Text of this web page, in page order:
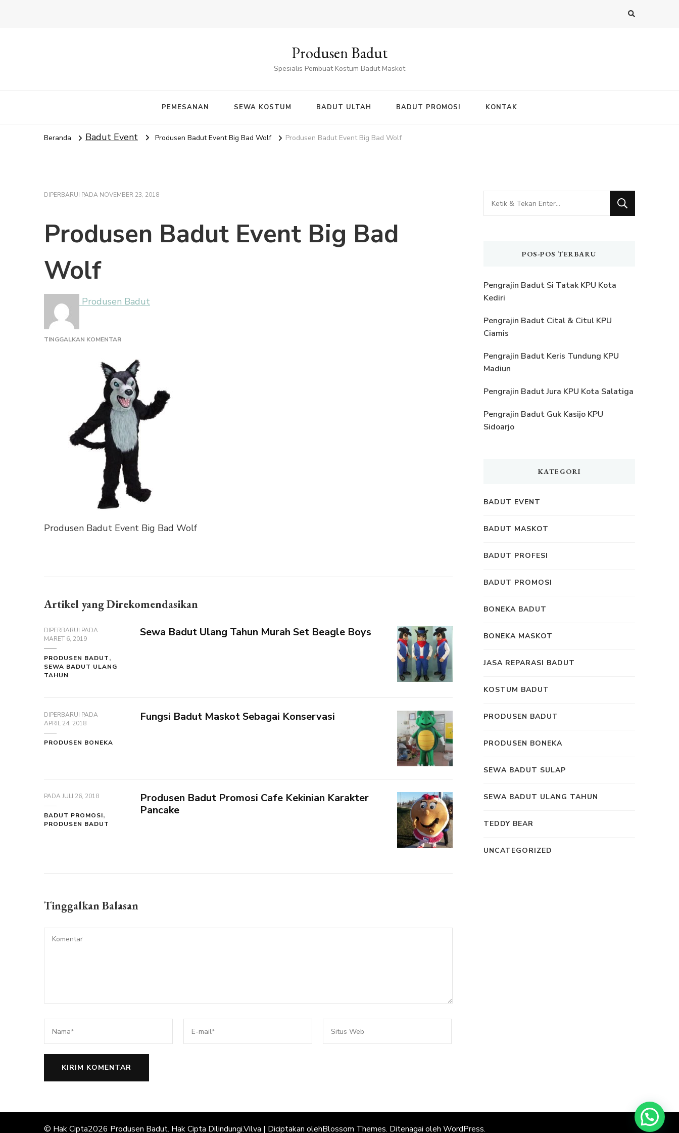
Produsen Badut
Spesialis Pembuat Kostum Badut Maskot
PEMESANAN SEWA KOSTUM BADUT ULTAH BADUT PROMOSI KONTAK
Beranda Badut Event Produsen Badut Event Big Bad Wolf Produsen Badut Event Big Bad Wolf
DIPERBARUI PADA NOVEMBER 23, 2018
Produsen Badut Event Big Bad
Wolf
Produsen Badut
TINGGALKAN KOMENTARPADA
BADUT
EVENT
BIG
BAD
WOLF
Produsen Badut Event Big Bad Wolf
Artikel yang Direkomendasikan
DIPERBARUI PADA
MARET 6, 2019
PRODUSEN BADUT
SEWA BADUT ULANG
TAHUN
Sewa Badut Ulang Tahun Murah Set Beagle Boys
DIPERBARUI PADA
APRIL 24, 2018
PRODUSEN BONEKA
Fungsi Badut Maskot Sebagai Konservasi
PADAJULI 26, 2018
BADUT PROMOSI
PRODUSEN BADUT
Produsen Badut Promosi Cafe Kekinian Karakter
Pancake
Tinggalkan Balasan
Mencari
Sesuatu?
POS-POS TERBARU
Pengrajin Badut Si Tatak KPU Kota
Kediri
Pengrajin Badut Cital & Citul KPU
Ciamis
Pengrajin Badut Keris Tundung KPU
Madiun
Pengrajin Badut Jura KPU Kota Salatiga
Pengrajin Badut Guk Kasijo KPU
Sidoarjo
KATEGORI
BADUT EVENT
BADUT MASKOT
BADUT PROFESI
BADUT PROMOSI
BONEKA BADUT
BONEKA MASKOT
JASA REPARASI BADUT
KOSTUM BADUT
PRODUSEN BADUT
PRODUSEN BONEKA
SEWA BADUT SULAP
SEWA BADUT ULANG TAHUN
TEDDY BEAR
UNCATEGORIZED
© Hak Cipta2026 Produsen Badut. Hak Cipta Dilindungi.Vilva | Diciptakan olehBlossom Themes. Ditenagai oleh WordPress.